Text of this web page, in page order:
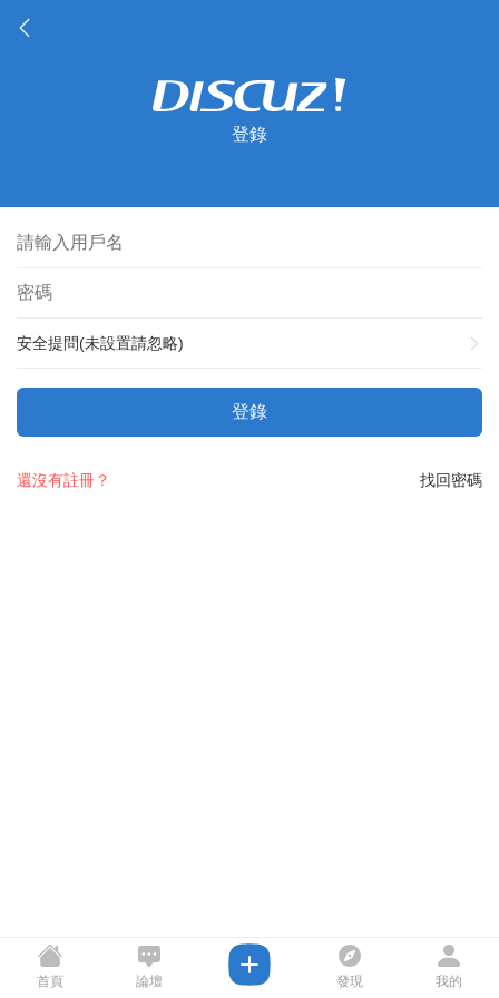
登錄
安全提問(未設置請忽略)
登錄
找回密碼
還沒有註冊？
首頁 論壇 發現 我的